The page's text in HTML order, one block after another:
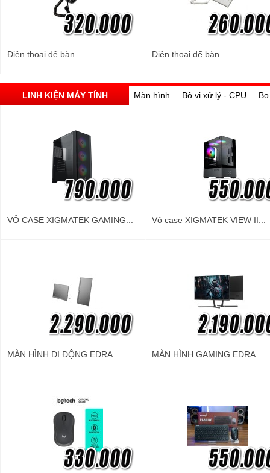
Điện thoại để bàn... Điện thoại để bàn...
LINH KIỆN MÁY TÍNH Màn hình Bộ vi xử lý - CPU
VỎ CASE XIGMATEK GAMING... Vỏ case XIGMATEK VIEW II...
MÀN HÌNH DI ĐỘNG EDRA... MÀN HÌNH GAMING EDRA...